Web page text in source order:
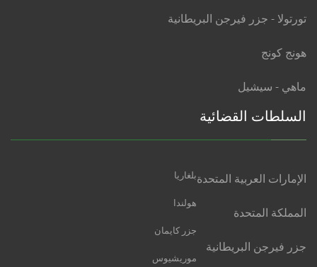
تورتولا - جزر فيرجن البريطانية
هونج كونج
ماهي - سيشيل
السلطات القضائية
الإمارات العربية المتحدة
المملكة المتحدة
جزر فيرجن البريطانية
بلغاريا
هولندا
جزر كايمان
موريشيوس